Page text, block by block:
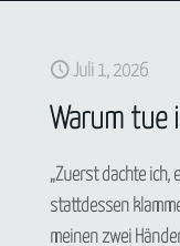
Juli 1, 2026
Warum tue
„Zuerst dachte ich,
stattdessen
meinen zwei